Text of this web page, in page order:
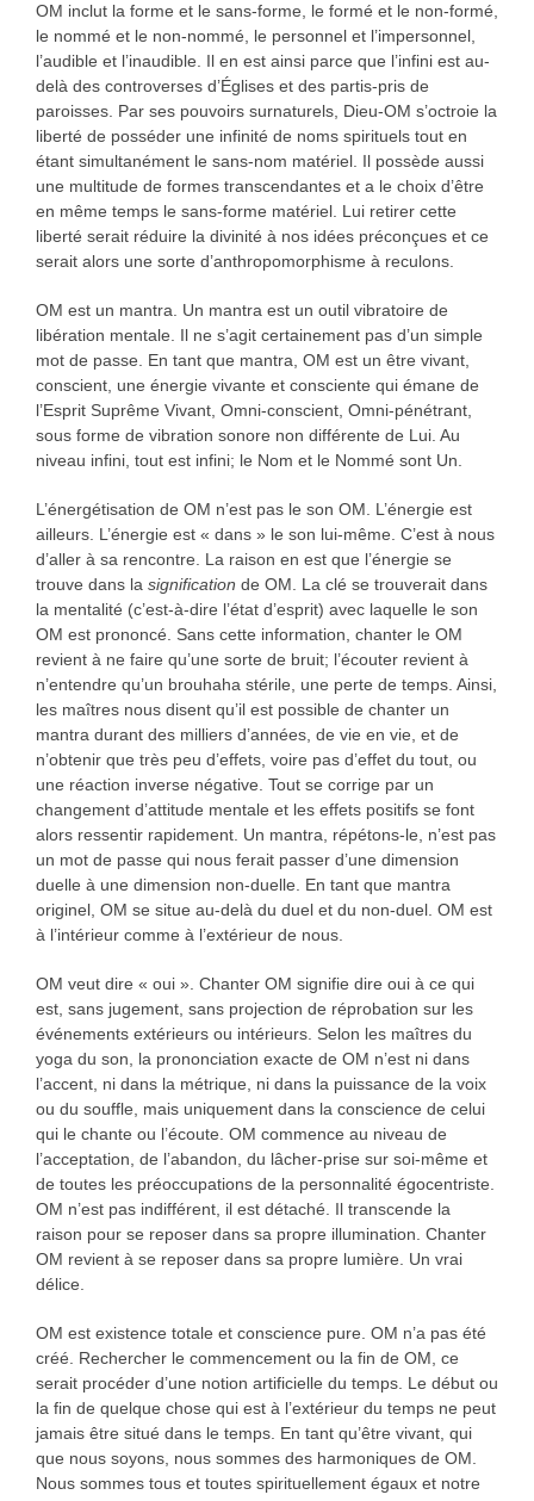
OM inclut la forme et le sans-forme, le formé et le non-formé,
le nommé et le non-nommé, le personnel et l’impersonnel,
l’audible et l’inaudible. Il en est ainsi parce que l’infini est au-
delà des controverses d’Églises et des partis-pris de
paroisses. Par ses pouvoirs surnaturels, Dieu-OM s’octroie la
liberté de posséder une infinité de noms spirituels tout en
étant simultanément le sans-nom matériel. Il possède aussi
une multitude de formes transcendantes et a le choix d’être
en même temps le sans-forme matériel. Lui retirer cette
liberté serait réduire la divinité à nos idées préconçues et ce
serait alors une sorte d’anthropomorphisme à reculons.
OM est un mantra. Un mantra est un outil vibratoire de
libération mentale. Il ne s’agit certainement pas d’un simple
mot de passe. En tant que mantra, OM est un être vivant,
conscient, une énergie vivante et consciente qui émane de
l’Esprit Suprême Vivant, Omni-conscient, Omni-pénétrant,
sous forme de vibration sonore non différente de Lui. Au
niveau infini, tout est infini; le Nom et le Nommé sont Un.
L’énergétisation de OM n’est pas le son OM. L’énergie est
ailleurs. L’énergie est « dans » le son lui-même. C’est à nous
d’aller à sa rencontre. La raison en est que l’énergie se
trouve dans la signification de OM. La clé se trouverait dans
la mentalité (c’est-à-dire l’état d’esprit) avec laquelle le son
OM est prononcé. Sans cette information, chanter le OM
revient à ne faire qu’une sorte de bruit; l’écouter revient à
n’entendre qu’un brouhaha stérile, une perte de temps. Ainsi,
les maîtres nous disent qu’il est possible de chanter un
mantra durant des milliers d’années, de vie en vie, et de
n’obtenir que très peu d’effets, voire pas d’effet du tout, ou
une réaction inverse négative. Tout se corrige par un
changement d’attitude mentale et les effets positifs se font
alors ressentir rapidement. Un mantra, répétons-le, n’est pas
un mot de passe qui nous ferait passer d’une dimension
duelle à une dimension non-duelle. En tant que mantra
originel, OM se situe au-delà du duel et du non-duel. OM est
à l’intérieur comme à l’extérieur de nous.
OM veut dire « oui ». Chanter OM signifie dire oui à ce qui
est, sans jugement, sans projection de réprobation sur les
événements extérieurs ou intérieurs. Selon les maîtres du
yoga du son, la prononciation exacte de OM n’est ni dans
l’accent, ni dans la métrique, ni dans la puissance de la voix
ou du souffle, mais uniquement dans la conscience de celui
qui le chante ou l’écoute. OM commence au niveau de
l’acceptation, de l’abandon, du lâcher-prise sur soi-même et
de toutes les préoccupations de la personnalité égocentriste.
OM n’est pas indifférent, il est détaché. Il transcende la
raison pour se reposer dans sa propre illumination. Chanter
OM revient à se reposer dans sa propre lumière. Un vrai
délice.
OM est existence totale et conscience pure. OM n’a pas été
créé. Rechercher le commencement ou la fin de OM, ce
serait procéder d’une notion artificielle du temps. Le début ou
la fin de quelque chose qui est à l’extérieur du temps ne peut
jamais être situé dans le temps. En tant qu’être vivant, qui
que nous soyons, nous sommes des harmoniques de OM.
Nous sommes tous et toutes spirituellement égaux et notre